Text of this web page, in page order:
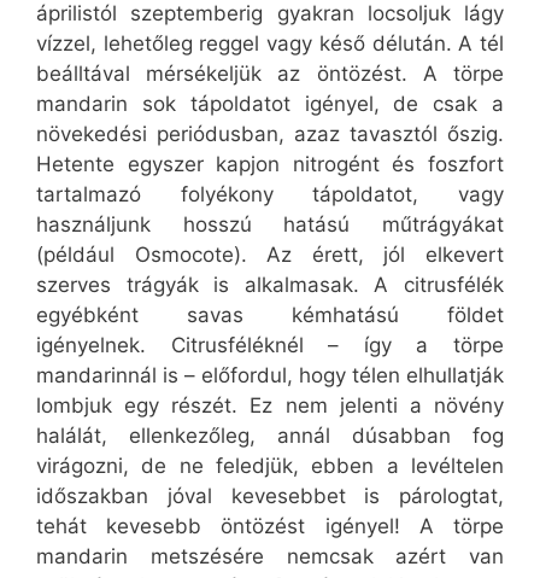
áprilistól szeptemberig gyakran locsoljuk lágy
vízzel, lehetőleg reggel vagy késő délután. A tél
beálltával mérsékeljük az öntözést. A törpe
mandarin sok tápoldatot igényel, de csak a
növekedési periódusban, azaz tavasztól őszig.
Hetente egyszer kapjon nitrogént és foszfort
tartalmazó folyékony tápoldatot, vagy
használjunk hosszú hatású műtrágyákat
(például Osmocote). Az érett, jól elkevert
szerves trágyák is alkalmasak. A citrusfélék
egyébként savas kémhatású földet
igényelnek. Citrusféléknél – így a törpe
mandarinnál is – előfordul, hogy télen elhullatják
lombjuk egy részét. Ez nem jelenti a növény
halálát, ellenkezőleg, annál dúsabban fog
virágozni, de ne feledjük, ebben a levéltelen
időszakban jóval kevesebbet is párologtat,
tehát kevesebb öntözést igényel! A törpe
mandarin metszésére nemcsak azért van